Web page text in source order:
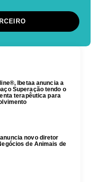
Ibetaa anuncia a
Superação tendo o
terapêutica para
novo diretor
de Animais de